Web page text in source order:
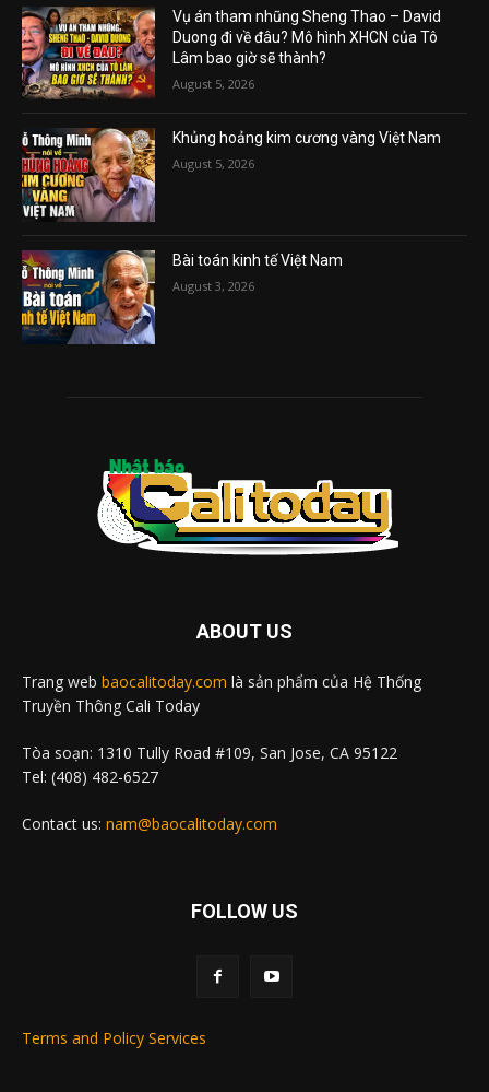
Vụ án tham nhũng Sheng Thao – David
Duong đi về đâu? Mô hình XHCN của Tô
Lâm bao giờ sẽ thành?
August 5, 2026
Khủng hoảng kim cương vàng Việt Nam
August 5, 2026
Bài toán kinh tế Việt Nam
August 3, 2026
ABOUT US
Trang web baocalitoday.com là sản phẩm của Hệ Thống
Truyền Thông Cali Today
Tòa soạn: 1310 Tully Road #109, San Jose, CA 95122
Tel: (408) 482-6527
Contact us: nam@baocalitoday.com
FOLLOW US
Terms and Policy Services